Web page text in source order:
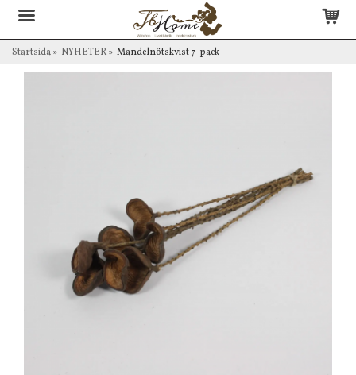
Startsida» NYHETER» Mandelnötskvist 7-pack